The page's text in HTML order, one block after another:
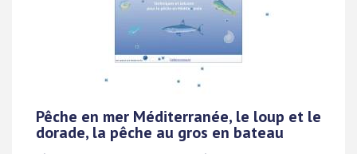
Pêche en mer Méditerranée, le loup et le
dorade, la pêche au gros en bateau